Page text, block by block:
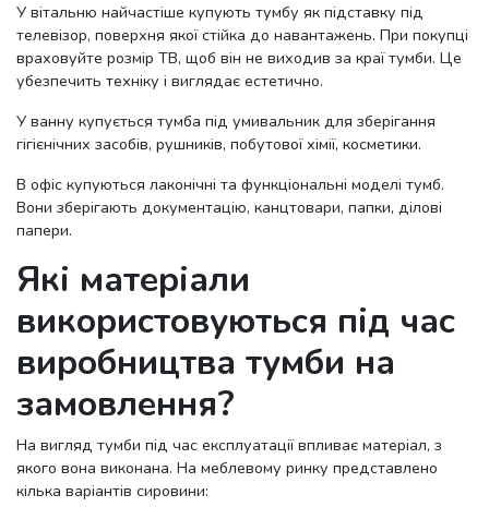
У вітальню найчастіше купують тумбу як підставку під
телевізор, поверхня якої стійка до навантажень. При покупці
враховуйте розмір ТВ, щоб він не виходив за краї тумби. Це
убезпечить техніку і виглядає естетично.
У ванну купується тумба під умивальник для зберігання
гігієнічних засобів, рушників, побутової хімії, косметики.
В офіс купуються лаконічні та функціональні моделі тумб.
Вони зберігають документацію, канцтовари, папки, ділові
папери.
Які матеріали
використовуються під час
виробництва тумби на
замовлення?
На вигляд тумби під час експлуатації впливає матеріал, з
якого вона виконана. На меблевому ринку представлено
кілька варіантів сировини: